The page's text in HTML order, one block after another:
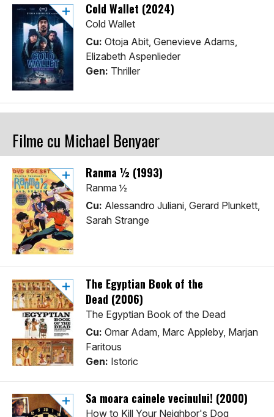
Cold Wallet (2024)
Cold Wallet
Cu: Otoja Abit, Genevieve Adams,
Elizabeth Aspenlieder
Gen: Thriller
Filme cu Michael Benyaer
Ranma ½ (1993)
Ranma ½
Cu: Alessandro Juliani, Gerard Plunkett,
Sarah Strange
The Egyptian Book of the
Dead (2006)
The Egyptian Book of the Dead
Cu: Omar Adam, Marc Appleby, Marjan
Faritous
Gen: Istoric
Sa moara cainele vecinului! (2000)
How to Kill Your Neighbor's Dog